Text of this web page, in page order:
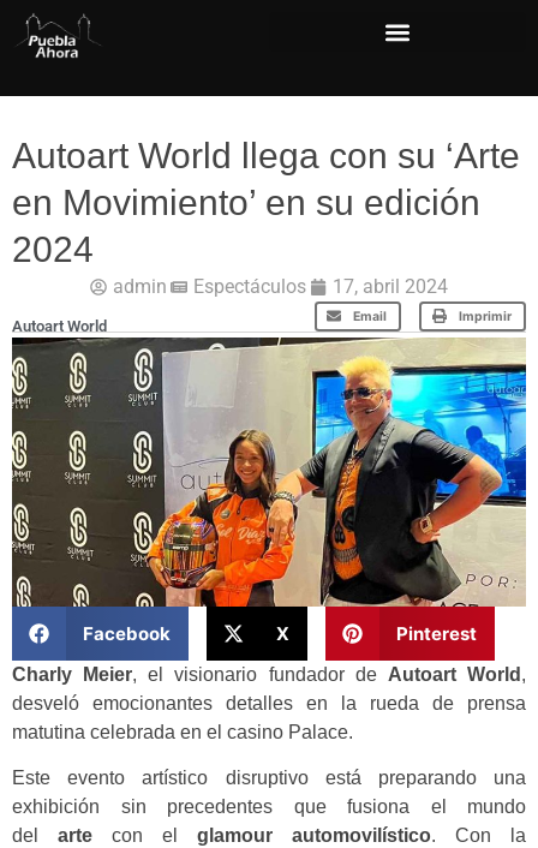
Autoart World llega con su ‘Arte
en Movimiento’ en su edición
2024
admin Espectáculos 17, abril 2024
Email Imprimir
Autoart World
Facebook X Pinterest
Charly Meier, el visionario fundador deAutoart World ,
desveló emocionantes detalles en la rueda de prensa
matutina celebrada en el casino Palace.
Este evento artístico disruptivo está preparando una
exhibición sin precedentes que fusiona el mundo
del arte con el glamour automovilístico. Con la